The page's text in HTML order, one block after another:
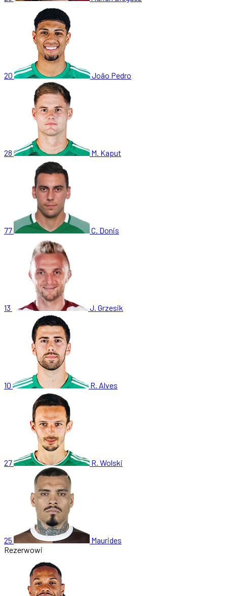
20 João Pedro
28 M. Kaput
77 C. Donis
13 J. Grzesik
10 R. Alves
27 R. Wolski
25
Maurides
Rezerwowi